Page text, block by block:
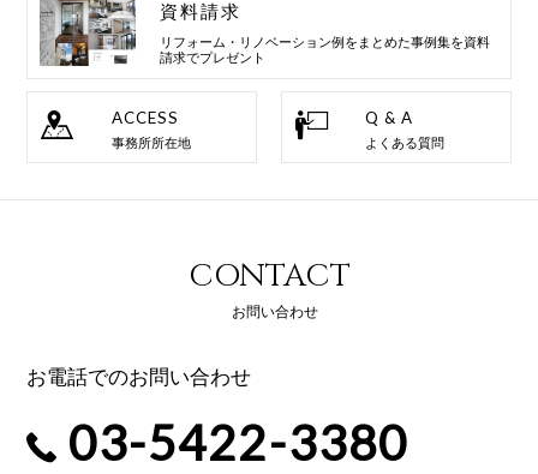
資料請求
リフォーム・リノベーション例を まとめた事例集を資料
請求でプレゼント
ACCESS
事務所所在地
Q & A
よくある質問
CONTACT
お問い合わせ
お電話でのお問い合わせ
03-5422-3380